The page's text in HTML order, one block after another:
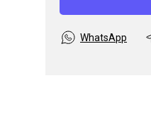
WhatsApp